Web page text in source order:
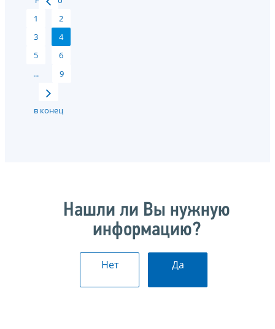
1
2
3
4
5
6
...
9
в конец
Нашли ли Вы нужную
информацию?
Нет Да